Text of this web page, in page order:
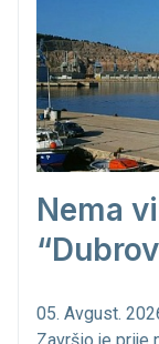
Nema
05. Avgust.